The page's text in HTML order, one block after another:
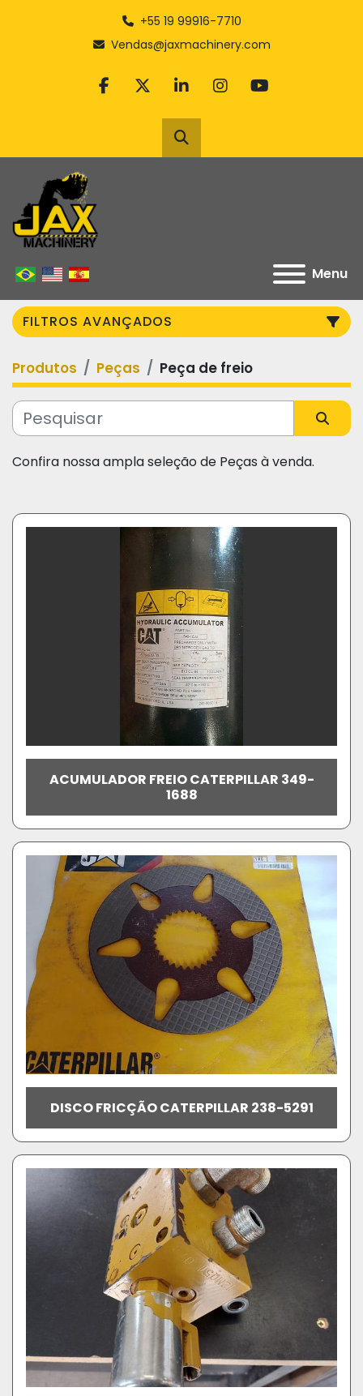
+55 19 99916-7710
Vendas@jaxmachinery.com
facebook
twitterlinkedininstagram
youtube
Pesquisar
Menu
FILTROS AVANÇADOS
Categoria
Fabricante
Produtos Peças Peça de freio
Confira nossa ampla seleção de Peças à venda.
ACUMULADOR FREIO CATERPILLAR 349-
1688
DISCO FRICÇÃO CATERPILLAR 238-5291